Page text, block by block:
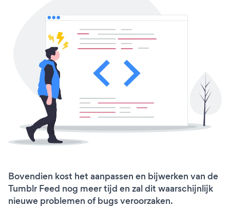
Bovendien kost het aanpassen en bijwerken van de
Tumblr Feed nog meer tijd en zal dit waarschijnlijk
nieuwe problemen of bugs veroorzaken.